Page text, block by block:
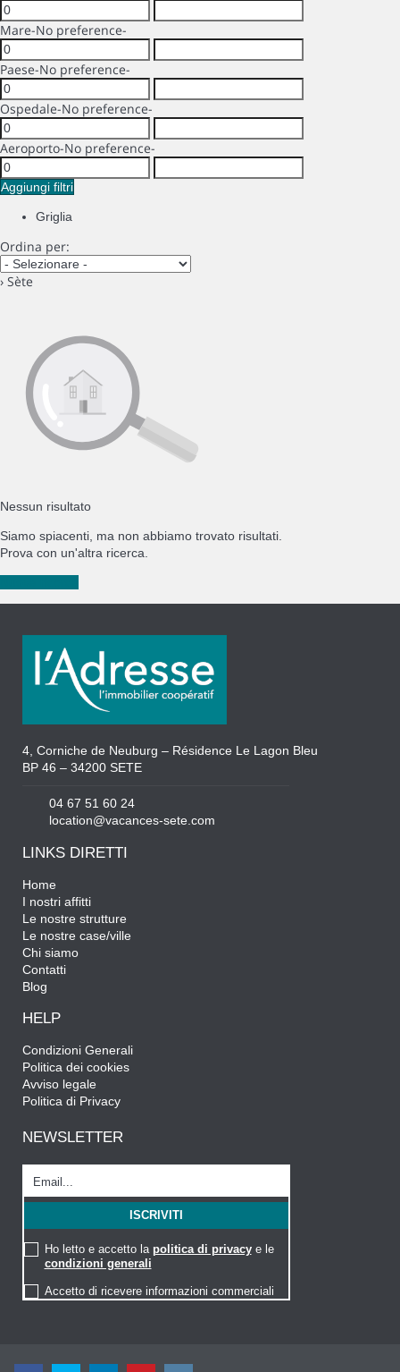
Mare-No preference-
Paese-No preference-
Ospedale-No preference-
Aeroporto-No preference-
Aggiungi filtri
Griglia
Ordina per:
› Sète
Nessun risultato
Siamo spiacenti, ma non abbiamo trovato risultati.
Prova con un'altra ricerca.
4, Corniche de Neuburg – Résidence Le Lagon Bleu
BP 46 – 34200 SETE
04 67 51 60 24
location@vacances-sete.com
LINKS DIRETTI
Home
I nostri affitti
Le nostre strutture
Le nostre case/ville
Chi siamo
Contatti
Blog
HELP
Condizioni Generali
Politica dei cookies
Avviso legale
Politica di Privacy
NEWSLETTER
Ho letto e accetto la politica di privacye le
condizioni generali
Accetto di ricevere informazioni commerciali